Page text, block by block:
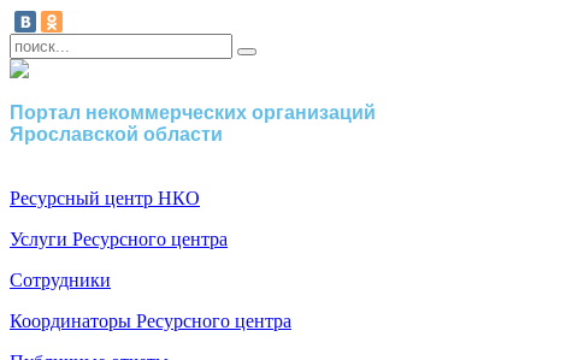
Портал некоммерческих организаций
Ярославской области
Ресурсный центр НКО
Услуги Ресурсного центра
Сотрудники
Координаторы Ресурсного центра